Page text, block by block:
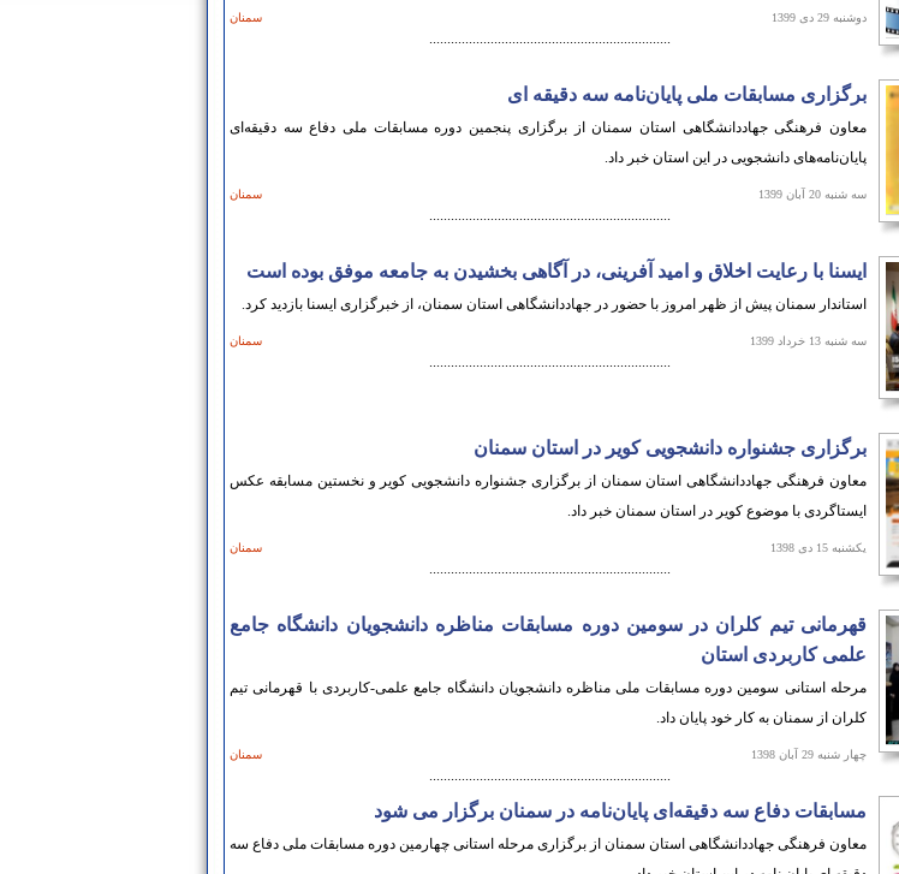
دوشنبه 29 دی 1399 سمنان
...................................................................
برگزاری مسابقات ملی پایان‌نامه‌ سه دقیقه ای
معاون فرهنگی جهاددانشگاهی استان سمنان از برگزاری پنجمین دوره مسابقات ملی دفاع سه دقیقه‌ای
پایان‌نامه‌های دانشجویی در این استان خبر داد.
سه شنبه 20 آبان 1399 سمنان
...................................................................
ایسنا با رعایت اخلاق و امید آفرینی، در آگاهی بخشیدن به جامعه موفق بوده است
استاندار سمنان پیش از ظهر امروز با حضور در جهاددانشگاهی استان سمنان، از خبرگزاری ایسنا بازدید کرد.
سه شنبه 13 خرداد 1399 سمنان
...................................................................
برگزاری جشنواره دانشجویی کویر در استان سمنان
معاون فرهنگی جهاددانشگاهی استان سمنان از برگزاری جشنواره دانشجویی کویر و نخستین مسابقه عکس
ایستاگردی با موضوع کویر در استان سمنان خبر داد.
یکشنبه 15 دی 1398 سمنان
...................................................................
قهرمانی تیم کلران در سومین دوره مسابقات مناظره دانشجویان دانشگاه جامع
علمی کاربردی استان
مرحله استانی سومین دوره مسابقات ملی مناظره دانشجویان دانشگاه جامع علمی-کاربردی با قهرمانی تیم
کلران از سمنان به کار خود پایان داد.
چهار شنبه 29 آبان 1398 سمنان
...................................................................
مسابقات دفاع سه دقیقه‌ای پایان‌نامه در سمنان برگزار می شود
معاون فرهنگی جهاددانشگاهی استان سمنان از برگزاری مرحله استانی چهارمین دوره مسابقات ملی دفاع سه